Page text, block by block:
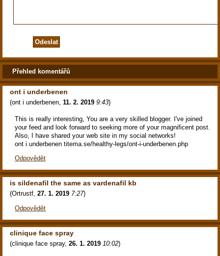
Přehled komentářů
ont i underbenen
(ont i underbenen 11. 2. 2019 9:43)
This is really interesting, You are a very skilled blogger. I've joined
your feed and look forward to seeking more of your magnificent post.
Also, I have shared your web site in my social networks!
ont i underbenen titema.se/healthy-legs/ont-i-underbenen.php
Odpovědět
is sildenafil the same as vardenafil kb
(Ortrustf, 27. 1. 2019 7:27)
Odpovědět
clinique face spray
(clinique face spray, 26. 1. 2019 10:02)